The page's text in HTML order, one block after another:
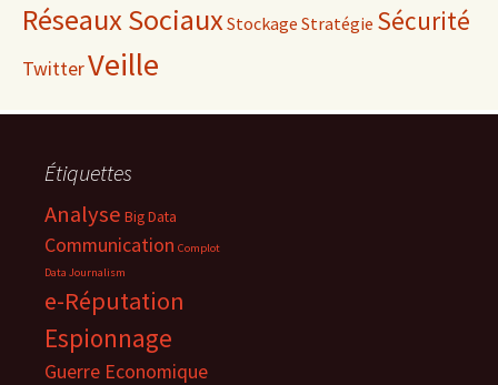
Réseaux SociauxStockage Stratégie Sécurité
TwitterVeille
Étiquettes
Analyse Big Data
Communication Complot
Data Journalism
e-Réputation
Espionnage
Guerre Economique